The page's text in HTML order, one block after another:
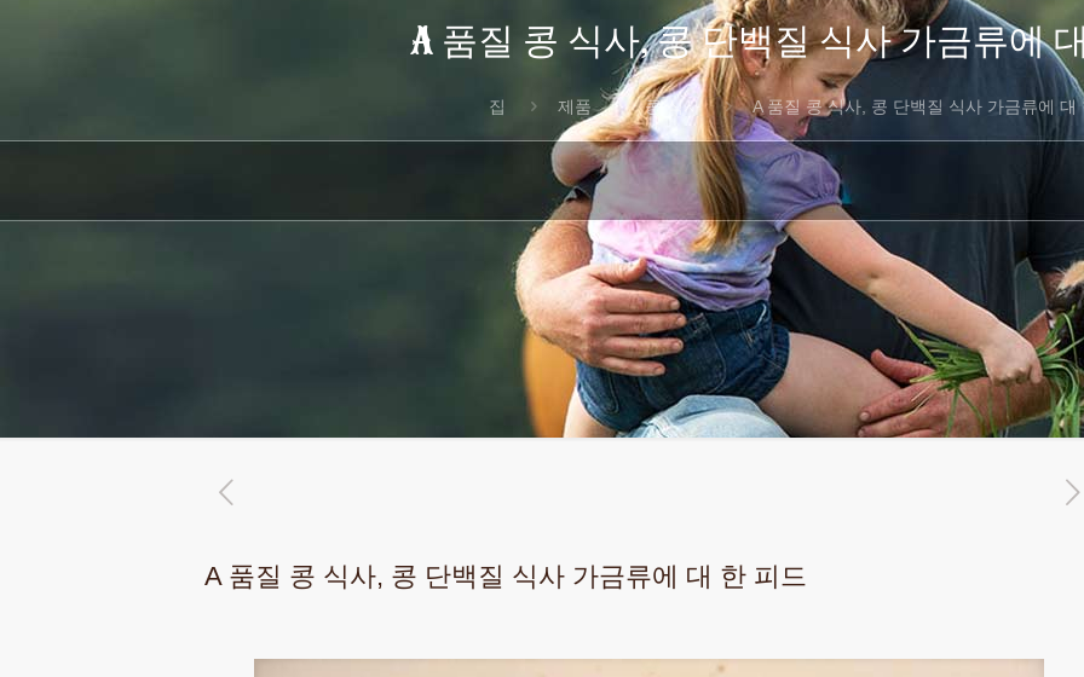
A 품질 콩 식사, 콩 단백질 식사 가금류에
집 제품 콩 식사 A 품질 콩 식사, 콩 단백질 식사 가금류에 대
A 품질 콩 식사, 콩 단백질 식사 가금류에 대 한 피드